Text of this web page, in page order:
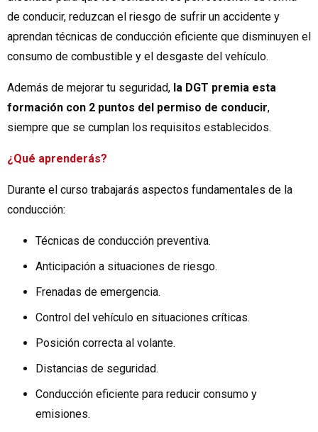
de conducir, reduzcan el riesgo de sufrir un accidente y
aprendan técnicas de conducción eficiente que disminuyen el
consumo de combustible y el desgaste del vehículo.
Además de mejorar tu seguridad, la DGT premia esta
formación con 2 puntos del permiso de conducir,
siempre que se cumplan los requisitos establecidos.
¿Qué aprenderás?
Durante el curso trabajarás aspectos fundamentales de la
conducción:
Técnicas de conducción preventiva.
Anticipación a situaciones de riesgo.
Frenadas de emergencia.
Control del vehículo en situaciones críticas.
Posición correcta al volante.
Distancias de seguridad.
Conducción eficiente para reducir consumo y
emisiones.